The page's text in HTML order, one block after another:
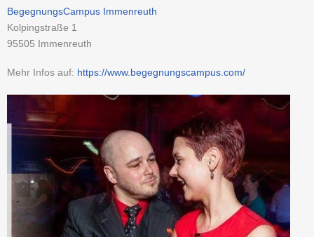
BegegnungsCampus Immenreuth
Kolpingstraße 1
95505 Immenreuth
Mehr Infos auf: https://www.begegnungscampus.com/